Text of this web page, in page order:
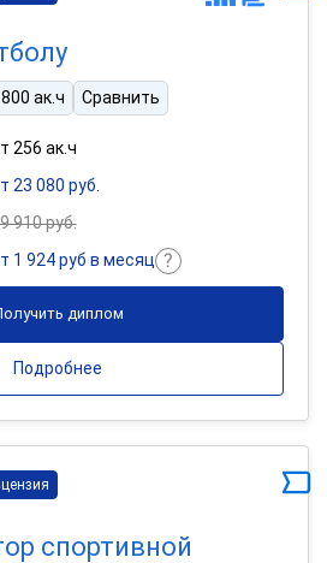
800 ак.ч Сравнить
256 ак.ч
23 080 руб.
910 руб.
1 924 руб в месяц
диплом
Подробнее
спортивной